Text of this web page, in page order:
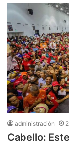
administración
Cabello: